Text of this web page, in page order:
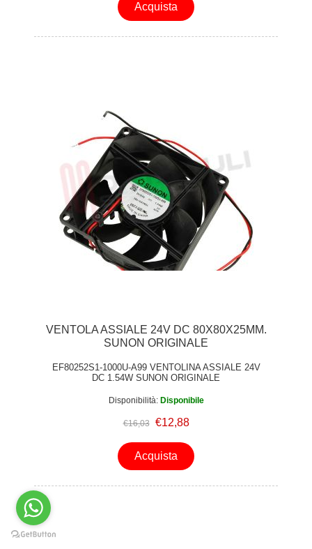
Acquista
VENTOLA ASSIALE 24V DC 80X80X25MM.
SUNON ORIGINALE
EF80252S1-1000U-A99 VENTOLINA ASSIALE 24V
DC 1.54W SUNON ORIGINALE
Disponibilità: Disponibile
€16,03 €12,88
Acquista